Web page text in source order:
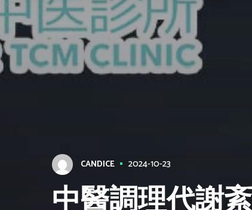
CANDICE 2024-10-23